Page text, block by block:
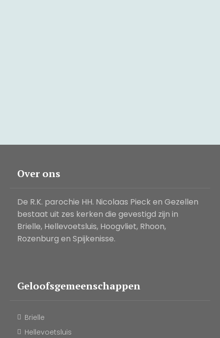
Over ons
De R.K. parochie HH. Nicolaas Pieck en Gezellen
bestaat uit zes kerken die gevestigd zijn in
Brielle, Hellevoetsluis, Hoogvliet, Rhoon,
Rozenburg en Spijkenisse.
Geloofsgemeenschappen
Brielle
Hellevoetsluis